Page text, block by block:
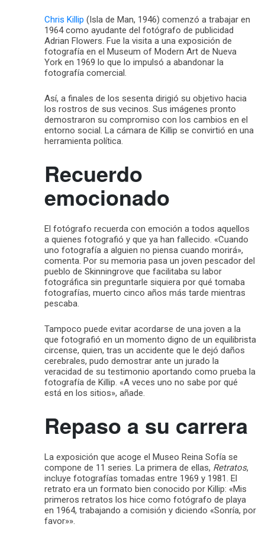
Chris Killip (Isla de Man, 1946) comenzó a trabajar en
1964 como ayudante del fotógrafo de publicidad
Adrian Flowers. Fue la visita a una exposición de
fotografía en el Museum of Modern Art de Nueva
York en 1969 lo que lo impulsó a abandonar la
fotografía comercial.
Así, a finales de los sesenta dirigió su objetivo hacia
los rostros de sus vecinos. Sus imágenes pronto
demostraron su compromiso con los cambios en el
entorno social. La cámara de Killip se convirtió en una
herramienta política.
Recuerdo
emocionado
El fotógrafo recuerda con emoción a todos aquellos
a quienes fotografió y que ya han fallecido. «Cuando
uno fotografía a alguien no piensa cuando morirá»,
comenta. Por su memoria pasa un joven pescador del
pueblo de Skinningrove que facilitaba su labor
fotográfica sin preguntarle siquiera por qué tomaba
fotografías, muerto cinco años más tarde mientras
pescaba.
Tampoco puede evitar acordarse de una joven a la
que fotografió en un momento digno de un equilibrista
circense, quien, tras un accidente que le dejó daños
cerebrales, pudo demostrar ante un jurado la
veracidad de su testimonio aportando como prueba la
fotografía de Killip. «A veces uno no sabe por qué
está en los sitios», añade.
Repaso a su carrera
La exposición que acoge el Museo Reina Sofía se
compone de 11 series. La primera de ellas, Retratos,
incluye fotografías tomadas entre 1969 y 1981. El
retrato era un formato bien conocido por Killip: «Mis
primeros retratos los hice como fotógrafo de playa
en 1964, trabajando a comisión y diciendo «Sonría, por
favor»».